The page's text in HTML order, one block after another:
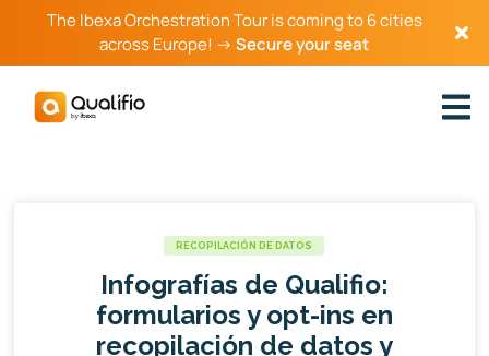
The Ibexa Orchestration Tour is coming to 6 cities
across Europe! →Secure your seat
RECOPILACIÓN DE DATOS
Infografías de Qualifio:
formularios y opt-ins en
recopilación de datos y